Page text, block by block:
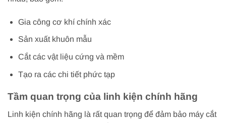
Gia công cơ khí chính xác
Sản xuất khuôn mẫu
Cắt các vật liệu cứng và mềm
Tạo ra các chi tiết phức tạp
Tầm quan trọng của linh kiện chính hãng
Linh kiện chính hãng là rất quan trọng để đảm bảo máy cắt